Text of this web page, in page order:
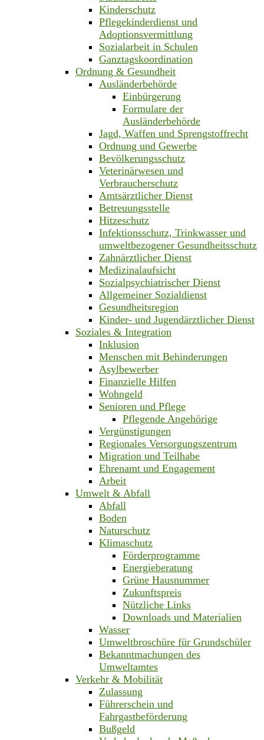
Kinderschutz
Pflegekinderdienst und
Adoptionsvermittlung
Sozialarbeit in Schulen
Ganztagskoordination
Ordnung & Gesundheit
Ausländerbehörde
Einbürgerung
Formulare der
Ausländerbehörde
Jagd, Waffen und Sprengstoffrecht
Ordnung und Gewerbe
Bevölkerungsschutz
Veterinärwesen und
Verbraucherschutz
Amtsärztlicher Dienst
Betreuungsstelle
Hitzeschutz
Infektionsschutz, Trinkwasser und
umweltbezogener Gesundheitsschutz
Zahnärztlicher Dienst
Medizinalaufsicht
Sozialpsychiatrischer Dienst
Allgemeiner Sozialdienst
Gesundheitsregion
Kinder- und Jugendärztlicher Dienst
Soziales & Integration
Inklusion
Menschen mit Behinderungen
Asylbewerber
Finanzielle Hilfen
Wohngeld
Senioren und Pflege
Pflegende Angehörige
Vergünstigungen
Regionales Versorgungszentrum
Migration und Teilhabe
Ehrenamt und Engagement
Arbeit
Umwelt & Abfall
Abfall
Boden
Naturschutz
Klimaschutz
Förderprogramme
Energieberatung
Grüne Hausnummer
Zukunftspreis
Nützliche Links
Downloads und Materialien
Wasser
Umweltbroschüre für Grundschüler
Bekanntmachungen des
Umweltamtes
Verkehr & Mobilität
Zulassung
Führerschein und
Fahrgastbeförderung
Bußgeld